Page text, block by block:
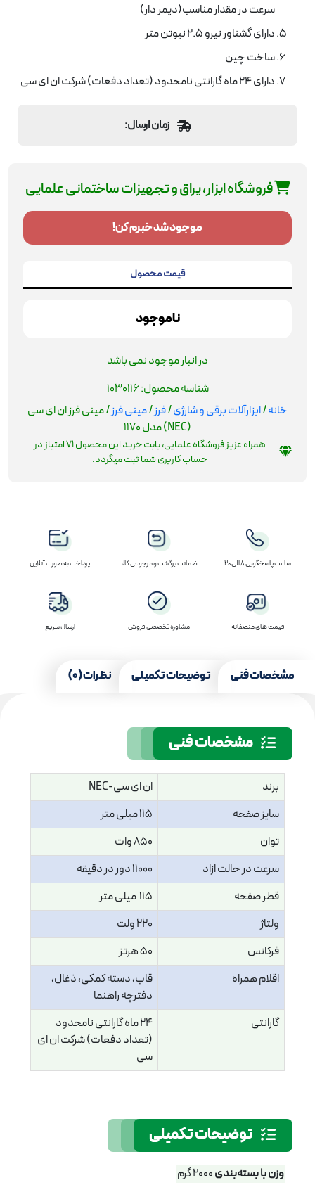
سرعت در مقدار مناسب(دیمر دار)
دارای گشتاور نیرو 2.5 نیوتن متر
ساخت چین
دارای 24 ماه گارانتی نامحدود (تعداد دفعات) شرکت ان ای سی
زمان ارسال:
فروشگاه ابزار، یراق و تجهیزات ساختمانی علمایی
موجود شد خبرم کن!
قیمت محصول
ناموجود
در انبار موجود نمی باشد
شناسه محصول:1030116
خانه/ابزارآلات برقی و شارژی/فرز/مینی فرز/ مینی فرز ان ای سی
(NEC) مدل 1170
همراه عزیز فروشگاه علمایی، بابت خرید این محصول71امتیاز در
حساب کاربری شما ثبت میگردد.
ساعت پاسخگویی 8 الی 20 ضمانت برگشت و مرجوعی کالا پرداخت به صورت آنلاین
قیمت های منصفانه مشاوره تخصصی فروش ارسال سریع
مشخصات فنی توضیحات تکمیلی نظرات (0)
مشخصات فنی
برند
ان ای سی-NEC
سایز صفحه
115 میلی متر
توان
850 وات
سرعت در حالت ازاد
11000 دور در دقیقه
قطر صفحه
115 میلی متر
ولتاژ
220 ولت
فرکانس
50 هرتز
اقلام همراه
قاب، دسته کمکی، ذغال،
دفترچه راهنما
گارانتی
24 ماه گارانتی نامحدود
(تعداد دفعات) شرکت ان ای
سی
توضیحات تکمیلی
وزن با بسته‌بندی2000 گرم